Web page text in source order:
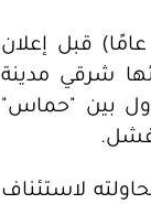
المأساة التي يعيشها المدهون، عاشها المزارع عبد الحميد المبيض (52 عامًا) قبل إعلان
شرقي مدينة
النار الأول بين "حماس"
لاستئناف